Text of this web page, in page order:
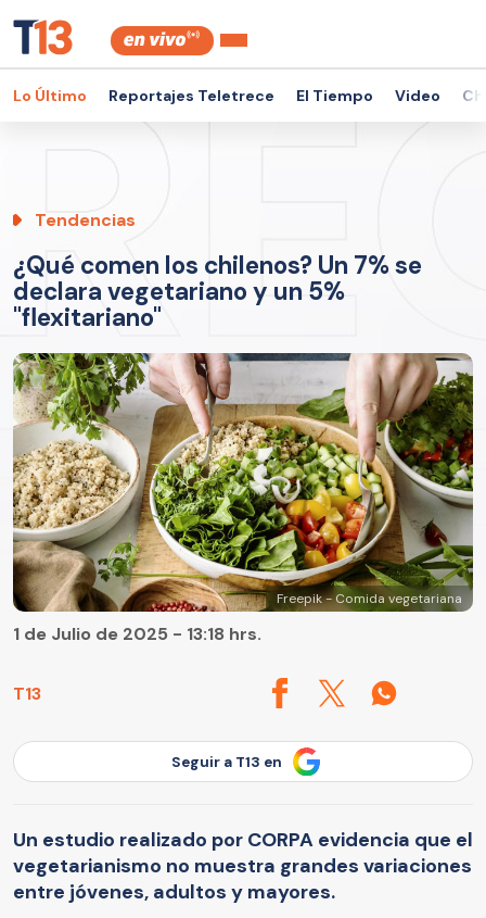
Lo Último Reportajes Teletrece El Tiempo Video
Tendencias
¿Qué comen los chilenos? Un 7% se
declara vegetariano y un 5%
"flexitariano"
Freepik - Comida vegetariana
T13
1 de Julio de 2025 - 13:18 hrs.
Seguir a T13 en
Un estudio realizado por CORPA evidencia que el
vegetarianismo no muestra grandes variaciones
entre jóvenes, adultos y mayores.